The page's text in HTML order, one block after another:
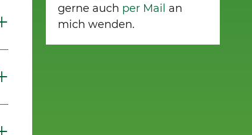
gerne auch per Mail an
mich wenden.